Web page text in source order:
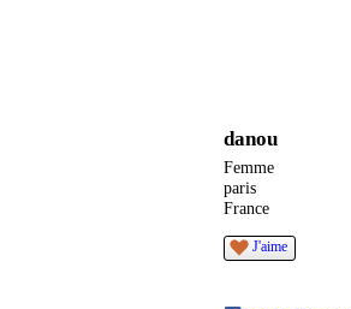
danou
Femme
paris
France
J'aime